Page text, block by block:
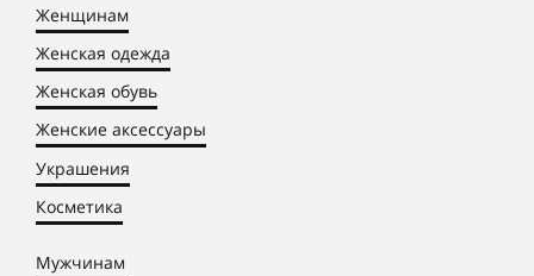
Женщинам
Женская одежда
Женская обувь
Женские аксессуары
Украшения
Косметика
Мужчинам